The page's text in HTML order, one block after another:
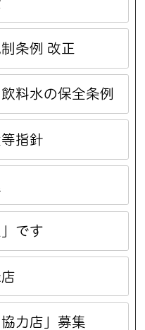
条例 改正
料水の保全条例
指針
です
力店」募集